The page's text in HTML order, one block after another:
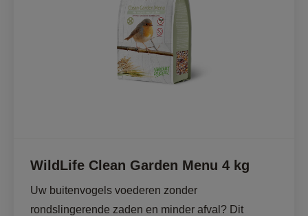
WildLife Clean Garden Menu 4 kg
Uw buitenvogels voederen zonder
rondslingerende zaden en minder afval? Dit